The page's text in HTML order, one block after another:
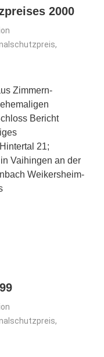
2000
,
Zimmern-
Bericht
21;
Vaihingen an der
Weikersheim-
,